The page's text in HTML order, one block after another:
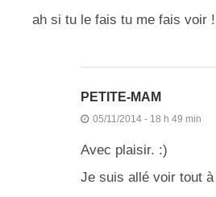
ah si tu le fais tu me fais voir
PETITE-MAM
05/11/2014 - 18 h 49 min
Avec plaisir. :)
Je suis allé voir tout à